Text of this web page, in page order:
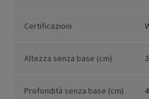
Certificazioni
Altezza senza base (cm)
Profondità senza base (cm)